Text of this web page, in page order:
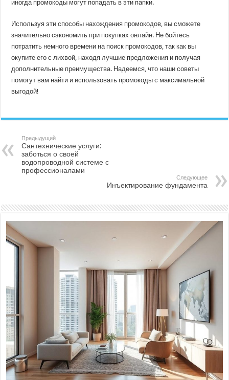
иногда промокоды могут попадать в эти папки.
Используя эти способы нахождения промокодов, вы сможете
значительно сэкономить при покупках онлайн. Не бойтесь
потратить немного времени на поиск промокодов, так как вы
окупите его с лихвой, находя лучшие предложения и получая
дополнительные преимущества. Надеемся, что наши советы
помогут вам найти и использовать промокоды с максимальной
выгодой!
Предыдущий
Сантехнические услуги:
заботься о своей
водопроводной системе с
профессионалами
Следующее
Инъектирование фундамента